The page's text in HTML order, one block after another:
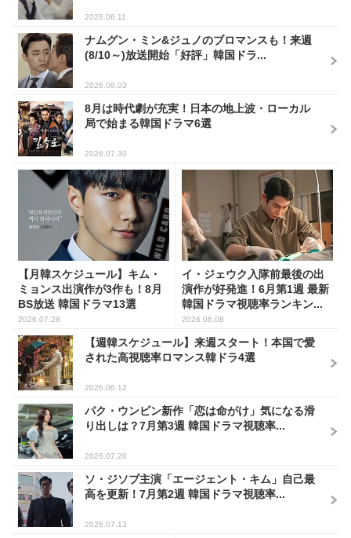
2026.06.11
ナムグン・ミン&ジュノのブロマンスも！来週
(8/10～)放送開始「好評」韓国ドラ...
2026.08.03
8月は時代劇が充実！日本の地上波・ローカル
局で始まる韓国ドラマ6選
2026.07.30
【月韓スケジュール】キム・
ミョンス出演作が3作も！8月
BS放送 韓国ドラマ13選
2026.07.28
イ・ジェウク入隊前最後の出
演作が好発進！6月第1週 最新
韓国ドラマ視聴率ランキン...
2026.06.08
【週韓スケジュール】来週スタート！本国で愛
された高視聴率ロマンス韓ドラ4選
2026.06.12
パク・ウンビン新作「恋は命がけ」気になる滑
り出しは？7月第3週 韓国ドラマ視聴率...
2026.07.20
ソ・ジソブ主演「エージェント・キム」自己最
高を更新！7月第2週 韓国ドラマ視聴率...
2026.07.13